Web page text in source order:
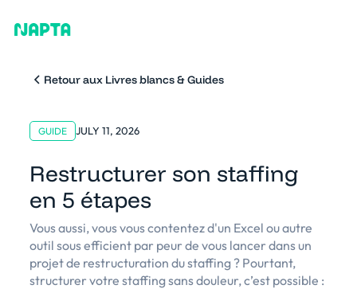
Retour aux Livres blancs & Guides
GUIDE JULY 11, 2026
Restructurer son staffing
en 5 étapes
Vous aussi, vous vous contentez d'un Excel ou autre
outil sous efficient par peur de vous lancer dans un
projet de restructuration du staffing ? Pourtant,
structurer votre staffing sans douleur, c’est possible :